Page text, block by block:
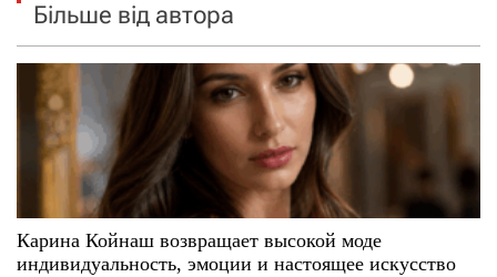
Більше від автора
Карина Койнаш возвращает высокой моде
индивидуальность, эмоции и настоящее искусство